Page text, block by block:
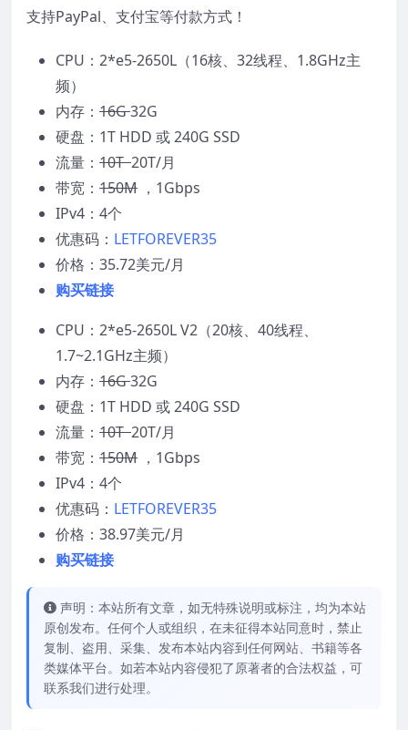
支持PayPal、支付宝等付款方式！
CPU：2*e5-2650L（16核、32线程、1.8GHz主
频）
内存： 16G32G
硬盘：1T HDD 或 240G SSD
流量： 10T20T/月
带宽： 150M ，1Gbps
IPv4：4个
优惠码： LETFOREVER35
价格：35.72美元/月
购买链接
CPU：2*e5-2650L V2（20核、40线程、
1.7~2.1GHz主频）
内存： 16G32G
硬盘：1T HDD 或 240G SSD
流量： 10T20T/月
带宽： 150M ，1Gbps
IPv4：4个
优惠码： LETFOREVER35
价格：38.97美元/月
购买链接
声明：本站所有文章，如无特殊说明或标注，均为本站
原创发布。任何个人或组织，在未征得本站同意时，禁止
复制、盗用、采集、发布本站内容到任何网站、书籍等各
类媒体平台。如若本站内容侵犯了原著者的合法权益，可
联系我们进行处理。